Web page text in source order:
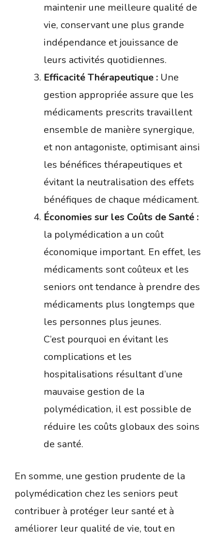
maintenir une meilleure qualité de
vie, conservant une plus grande
indépendance et jouissance de
leurs activités quotidiennes.
Efficacité Thérapeutique : Une
gestion appropriée assure que les
médicaments prescrits travaillent
ensemble de manière synergique,
et non antagoniste, optimisant ainsi
les bénéfices thérapeutiques et
évitant la neutralisation des effets
bénéfiques de chaque médicament.
Économies sur les Coûts de Santé :
la polymédication a un coût
économique important. En effet, les
médicaments sont coûteux et les
seniors ont tendance à prendre des
médicaments plus longtemps que
les personnes plus jeunes.
C’est pourquoi en évitant les
complications et les
hospitalisations résultant d’une
mauvaise gestion de la
polymédication, il est possible de
réduire les coûts globaux des soins
de santé.
En somme, une gestion prudente de la
polymédication chez les seniors peut
contribuer à protéger leur santé et à
améliorer leur qualité de vie, tout en